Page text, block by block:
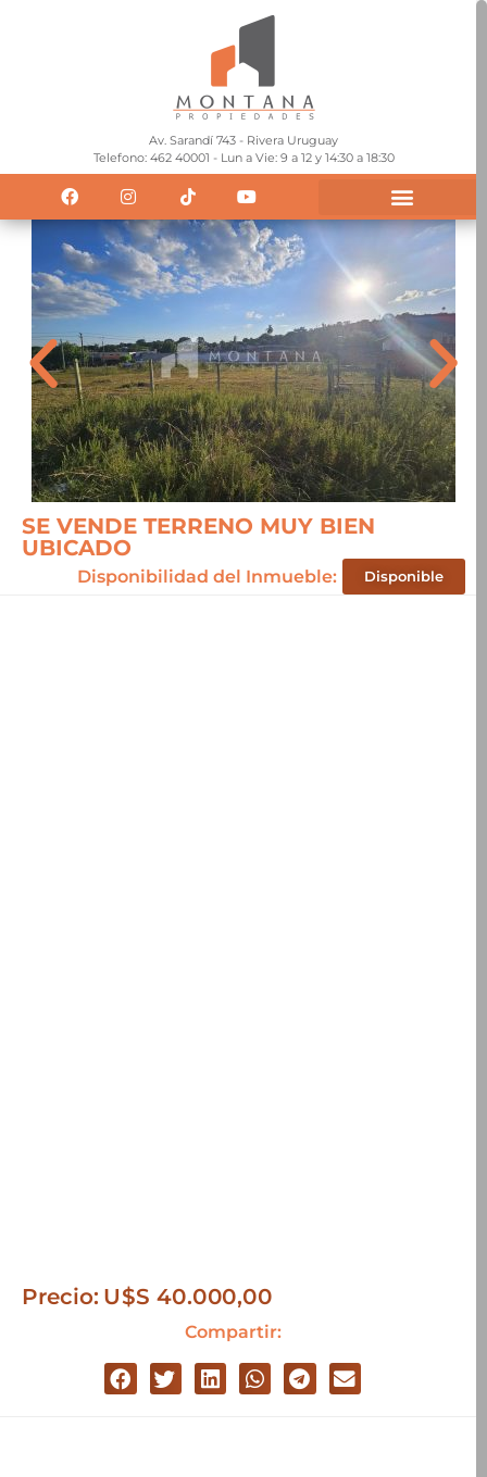
Av. Sarandí 743 - Rivera Uruguay
Telefono: 462 40001 - Lun a Vie: 9 a 12 y 14:30 a 18:30
SE VENDE TERRENO MUY BIEN
UBICADO
Disponibilidad del Inmueble: Disponible
Precio: U$S 40.000,00
Compartir: